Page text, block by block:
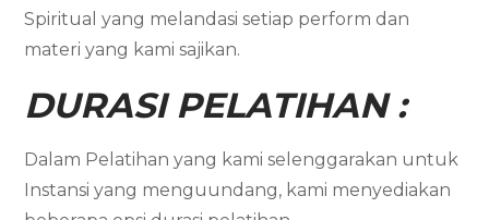
Spiritual yang melandasi setiap perform dan
materi yang kami sajikan.
DURASI PELATIHAN :
Dalam Pelatihan yang kami selenggarakan untuk
Instansi yang menguundang, kami menyediakan